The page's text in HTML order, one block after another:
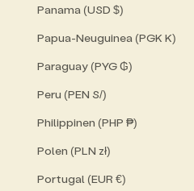
Panama (USD $)
Papua-Neuguinea (PGK K)
Paraguay (PYG ₲)
Peru (PEN S/)
Philippinen (PHP ₱)
Polen (PLN zł)
Portugal (EUR €)